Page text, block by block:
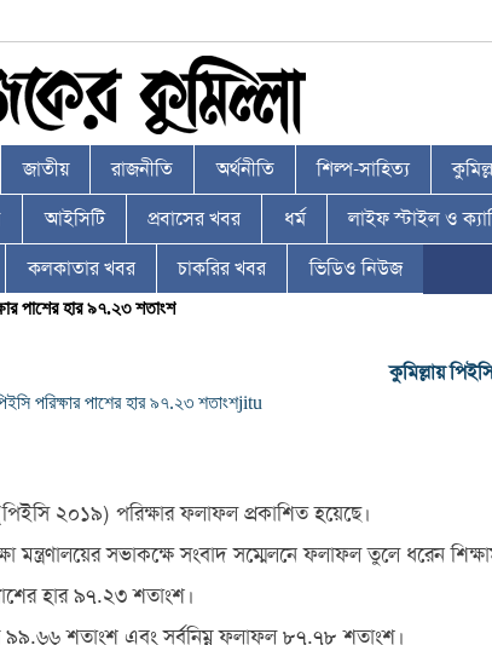
জাতীয় রাজনীতি অর্থনীতি শিল্প-সাহিত্য
আইসিটি প্রবাসের খবর ধর্ম লাইফ স্টাইল ও
কলকাতার খবর চাকরির খবর ভিডিও নিউজ
পাশের হার ৯৭.২৩ শতাংশ
কুমিল্লায়
পরিক্ষার পাশের হার ৯৭.২৩ শতাংশjitu
২০১৯) পরিক্ষার ফলাফল প্রকাশিত হয়েছে।
মন্ত্রণালয়ের সভাকক্ষে সংবাদ সম্মেলনে ফলাফল তুলে ধরেন
হার ৯৭.২৩ শতাংশ।
শতাংশ এবং সর্বনিম্ন ফলাফল ৮৭.৭৮ শতাংশ।